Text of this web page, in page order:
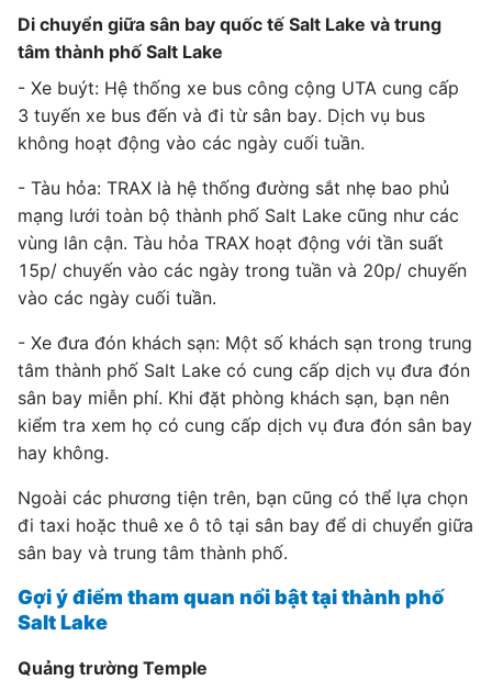
Di chuyển giữa sân bay quốc tế Salt Lake và trung
tâm thành phố Salt Lake
- Xe buýt: Hệ thống xe bus công cộng UTA cung cấp
3 tuyến xe bus đến và đi từ sân bay. Dịch vụ bus
không hoạt động vào các ngày cuối tuần.
- Tàu hỏa: TRAX là hệ thống đường sắt nhẹ bao phủ
mạng lưới toàn bộ thành phố Salt Lake cũng như các
vùng lân cận. Tàu hỏa TRAX hoạt động với tần suất
15p/ chuyến vào các ngày trong tuần và 20p/ chuyến
vào các ngày cuối tuần.
- Xe đưa đón khách sạn: Một số khách sạn trong trung
tâm thành phố Salt Lake có cung cấp dịch vụ đưa đón
sân bay miễn phí. Khi đặt phòng khách sạn, bạn nên
kiểm tra xem họ có cung cấp dịch vụ đưa đón sân bay
hay không.
Ngoài các phương tiện trên, bạn cũng có thể lựa chọn
đi taxi hoặc thuê xe ô tô tại sân bay để di chuyển giữa
sân bay và trung tâm thành phố.
Gợi ý điểm tham quan nổi bật tại thành phố
Salt Lake
Quảng trường Temple